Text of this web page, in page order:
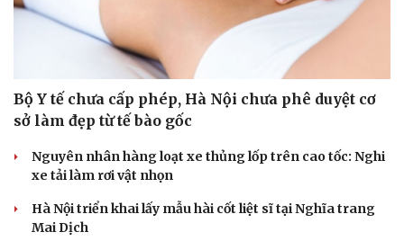
Tư vấn
Săn Tour
Câu chuyện thời sự
Cửa sổ tình yêu
Kể chuyện cho bé
Bộ Y tế chưa cấp phép, Hà Nội chưa phê duyệt cơ
sở làm đẹp từ tế bào gốc
Nguyên nhân hàng loạt xe thủng lốp trên cao tốc: Nghi
xe tải làm rơi vật nhọn
Hà Nội triển khai lấy mẫu hài cốt liệt sĩ tại Nghĩa trang
Mai Dịch